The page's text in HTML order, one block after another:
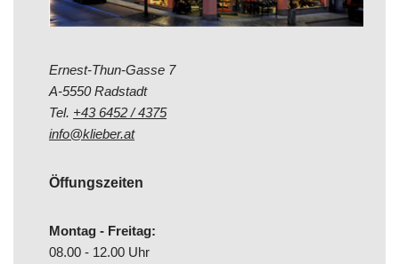
Ernest-Thun-Gasse 7
A-5550 Radstadt
Tel. +43 6452 / 4375
info@klieber.at
Öffungszeiten
Montag - Freitag:
08.00 - 12.00 Uhr